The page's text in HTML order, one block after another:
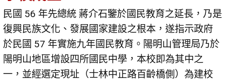
民國 56 年先總統 蔣介石鑒於國民教育之延長，乃是
復興民族文化、發展國家建設之根本，遂指示政府
於民國 57 年實施九年國民教育。陽明山管理局乃於
陽明山地區增設四所國民中學，本校即為其中之
一，並經選定現址（士林中正路百齡橋側）為建校